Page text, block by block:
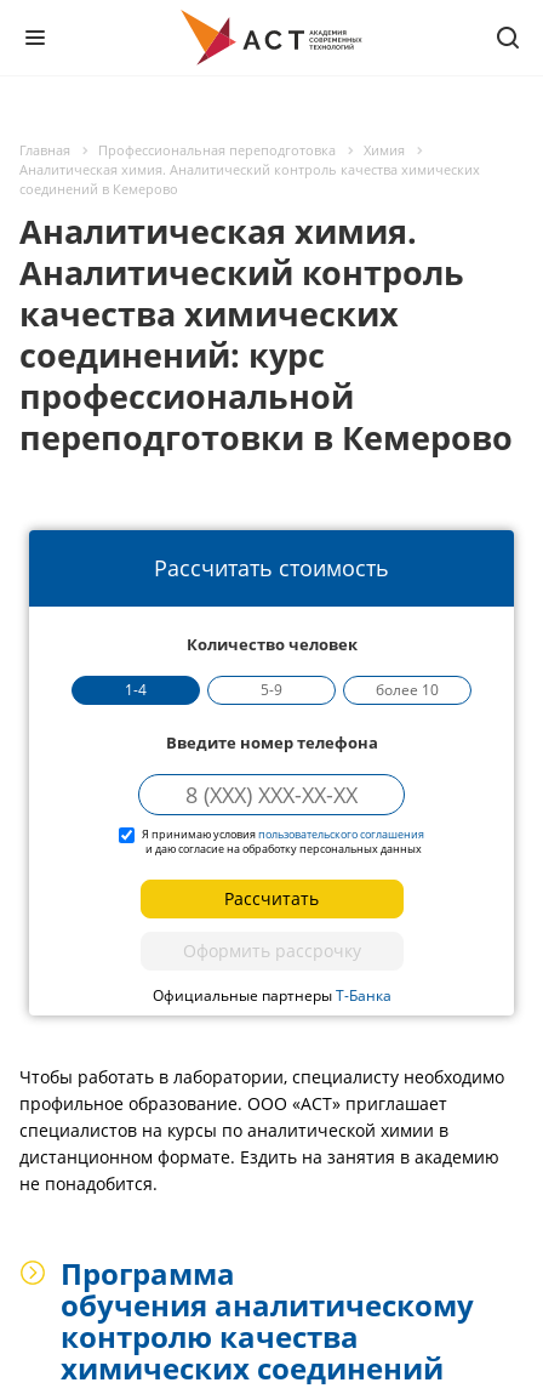
Главная Профессиональная переподготовка
Химия
Аналитическая химия. Аналитический контроль качества химических
соединений в Кемерово
Аналитическая химия.
Аналитический контроль
качества химических
соединений: курс
профессиональной
переподготовки в Кемерово
Рассчитать стоимость
Количество человек
1-4 5-9 более 10
Введите номер телефона
Я принимаю условияпользовательского соглашения
и даю согласие на обработку персональных данных
Рассчитать
Оформить рассрочку
Официальные партнерыТ-Банка
Чтобы работать в лаборатории, специалисту необходимо
профильное образование. ООО «АСТ» приглашает
специалистов на курсы по аналитической химии в
дистанционном формате. Ездить на занятия в академию
не понадобится.
Программа
обучения аналитическому
контролю качества
химических соединений